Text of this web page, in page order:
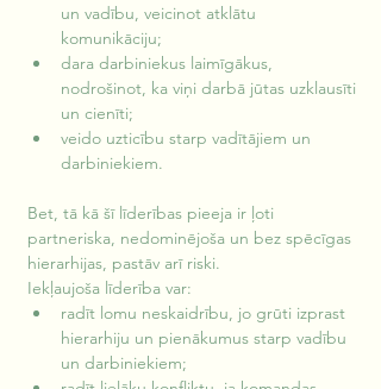
un vadību, veicinot atklātu
komunikāciju;
dara darbiniekus laimīgākus,
nodrošinot, ka viņi darbā jūtas uzklausīti
un cienīti;
veido uzticību starp vadītājiem un
darbiniekiem.
Bet, tā kā šī līderības pieeja ir ļoti
partneriska, nedominējoša un bez spēcīgas
hierarhijas, pastāv arī riski.
Iekļaujoša līderība var:
radīt lomu neskaidrību, jo grūti izprast
hierarhiju un pienākumus starp vadību
un darbiniekiem;